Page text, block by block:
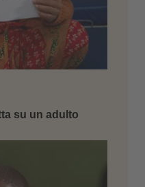
su un adulto